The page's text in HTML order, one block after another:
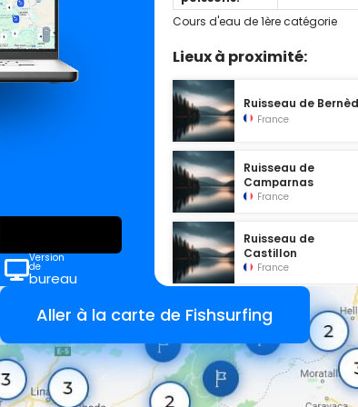
Version
de
bureau
Cours d'eau de 1ère catégorie
Lieux à proximité:
Ruisseau de
France
Ruisseau de
Camparnas
France
Ruisseau de
Castillon
France
Aller à la carte de Fishsurfing